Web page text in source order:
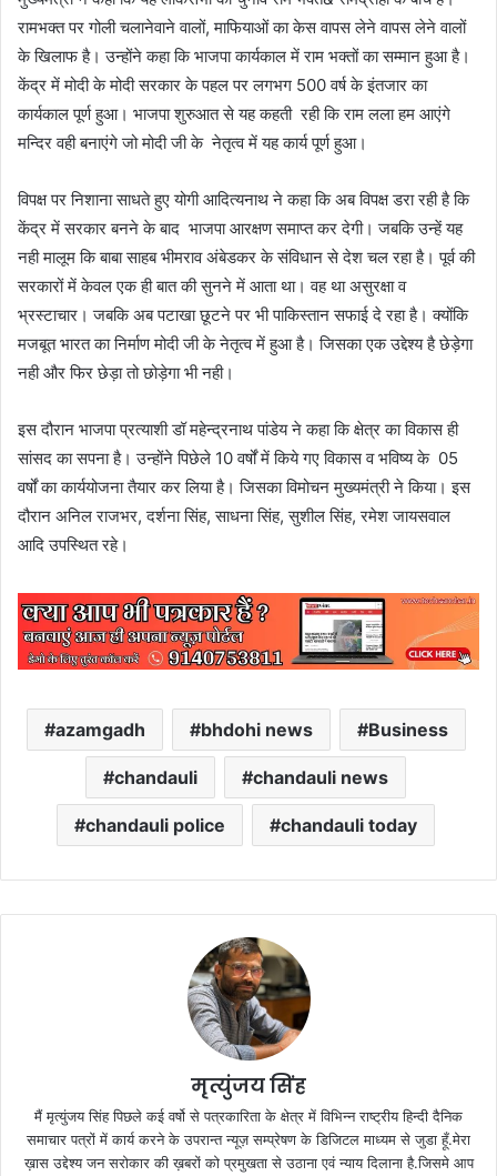
रामभक्त पर गोली चलानेवाने वालों, माफियाओं का केस वापस लेने वापस लेने वालों
के खिलाफ है। उन्होंने कहा कि भाजपा कार्यकाल में राम भक्तों का सम्मान हुआ है।
केंद्र में मोदी के मोदी सरकार के पहल पर लगभग 500 वर्ष के इंतजार का
कार्यकाल पूर्ण हुआ। भाजपा शुरुआत से यह कहती रही कि राम लला हम आएंगे
मन्दिर वही बनाएंगे जो मोदी जी के नेतृत्व में यह कार्य पूर्ण हुआ।
विपक्ष पर निशाना साधते हुए योगी आदित्यनाथ ने कहा कि अब विपक्ष डरा रही है कि
केंद्र में सरकार बनने के बाद भाजपा आरक्षण समाप्त कर देगी। जबकि उन्हें यह
नही मालूम कि बाबा साहब भीमराव अंबेडकर के संविधान से देश चल रहा है। पूर्व की
सरकारों में केवल एक ही बात की सुनने में आता था। वह था असुरक्षा व
भ्रस्टाचार। जबकि अब पटाखा छूटने पर भी पाकिस्तान सफाई दे रहा है। क्योंकि
मजबूत भारत का निर्माण मोदी जी के नेतृत्व में हुआ है। जिसका एक उद्देश्य है छेड़ेगा
नही और फिर छेड़ा तो छोड़ेगा भी नही।
इस दौरान भाजपा प्रत्याशी डॉ महेन्द्रनाथ पांडेय ने कहा कि क्षेत्र का विकास ही
सांसद का सपना है। उन्होंने पिछेले 10 वर्षों में किये गए विकास व भविष्य के 05
वर्षों का कार्ययोजना तैयार कर लिया है। जिसका विमोचन मुख्यमंत्री ने किया। इस
दौरान अनिल राजभर, दर्शना सिंह, साधना सिंह, सुशील सिंह, रमेश जायसवाल
आदि उपस्थित रहे।
azamgadh bhdohi news Business
chandauli chandauli news
chandauli police chandauli today
मृत्युंजय सिंह
मैं मृत्युंजय सिंह पिछले कई वर्षो से पत्रकारिता के क्षेत्र में विभिन्न राष्ट्रीय हिन्दी दैनिक
समाचार पत्रों में कार्य करने के उपरान्त न्यूज़ सम्प्रेषण के डिजिटल माध्यम से जुडा हूँ.मेरा
ख़ास उद्देश्य जन सरोकार की ख़बरों को प्रमुखता से उठाना एवं न्याय दिलाना है.जिसमे आप